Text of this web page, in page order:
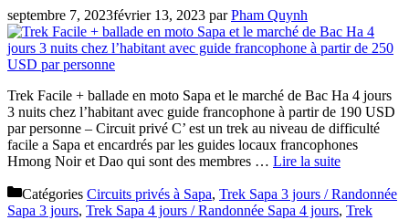
septembre 7, 2023février 13, 2023 parPham Quynh
Trek Facile + ballade en moto Sapa et le marché de Bac Ha 4 jours
3 nuits chez l’habitant avec guide francophone à partir de 190 USD
par personne – Circuit privé C’ est un trek au niveau de difficulté
facile a Sapa et encardrés par les guides locaux francophones
Hmong Noir et Dao qui sont des membres … Lire la suite
Catégories Circuits privés à Sapa, Trek Sapa 3 jours / Randonnée
Sapa 3 jours, Trek Sapa 4 jours / Randonnée Sapa 4 jours, Trek